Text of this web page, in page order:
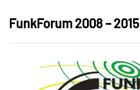
FunkForum 2008 – 2015